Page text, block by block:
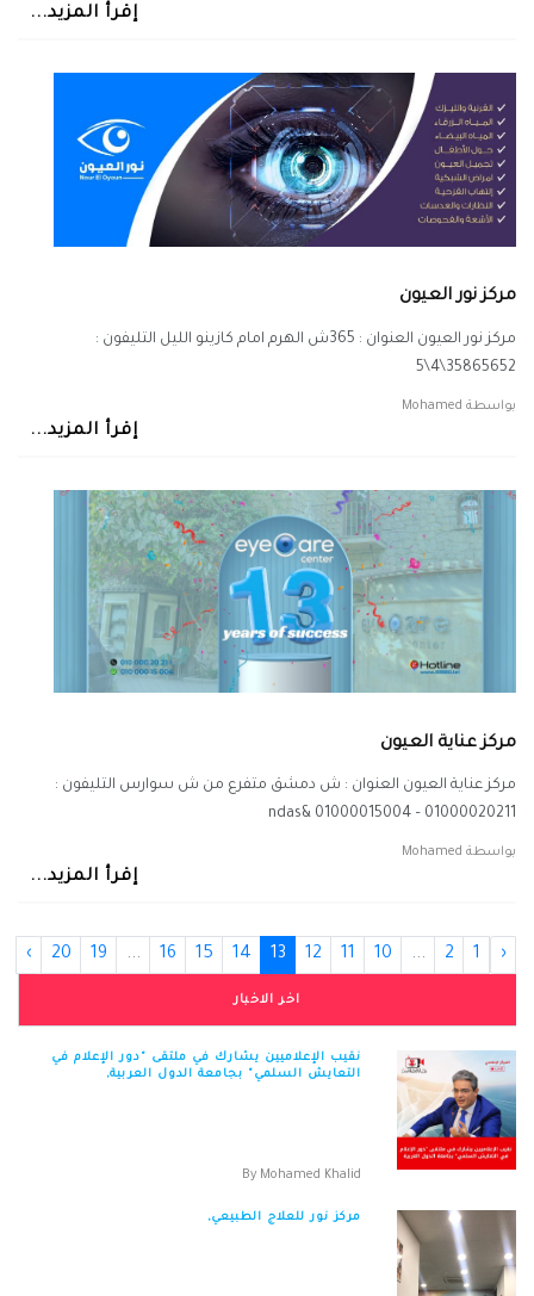
إقرأ المزيد...
مركز نور العيون
مركز نور العيون العنوان : 365ش الهرم امام كازينو الليل التليفون :
35865652\4\5
بواسطة Mohamed
إقرأ المزيد...
مركز عناية العيون
مركز عناية العيون العنوان : ش دمشق متفرع من ش سوارس التليفون :
01000020211 – 01000015004 &ndas
بواسطة Mohamed
إقرأ المزيد...
‹
1
2
...
10
11
12
13
14
15
16
...
19
20
›
اخر الاخبار
نقيب الإعلاميين يشارك في ملتقى "دور الإعلام في
التعايش السلمي" بجامعة الدول العربية,
By Mohamed Khalid
مركز نور للعلاج الطبيعي,